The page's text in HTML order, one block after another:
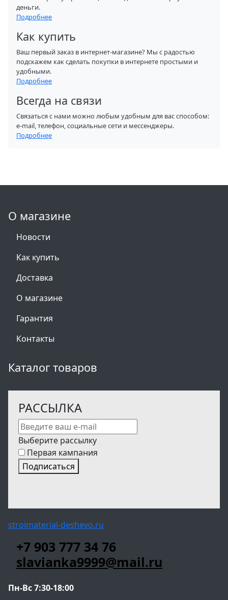
деньги.
Подробнее
Как купить
Ваш первый заказ в интернет-магазине? Мы с радостью
подскажем как сделать покупки в интернете простыми и
удобными.
Подробнее
Всегда на связи
Связаться с нами можно любым удобным для вас способом:
e-mail, телефон, социальные сети и мессенджеры.
Подробнее
О магазине
Новости
Как купить
Доставка
О магазине
Гарантия
Контакты
Каталог товаров
РАССЫЛКА
Выберите рассылку
Первая кампания
Подписаться
stroimaterial-deshevo.ru
+7 903 777 34 76
slavianka9999@mail.ru
Пн-Вс 7:30-18:00